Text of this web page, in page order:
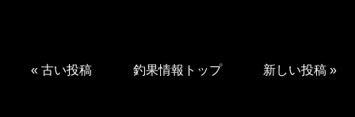
«古い投稿 釣果情報トップ 新しい投稿 »